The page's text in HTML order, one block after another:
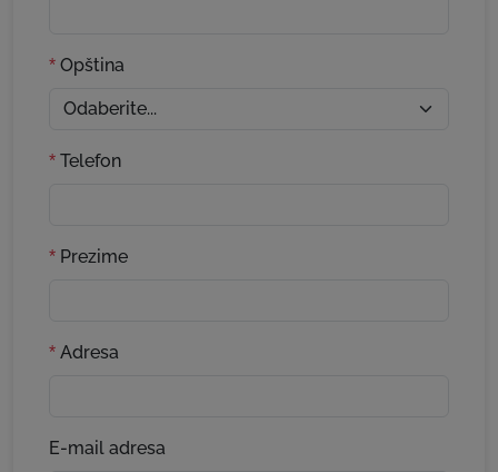
* Opština
* Telefon
* Prezime
* Adresa
E-mail adresa